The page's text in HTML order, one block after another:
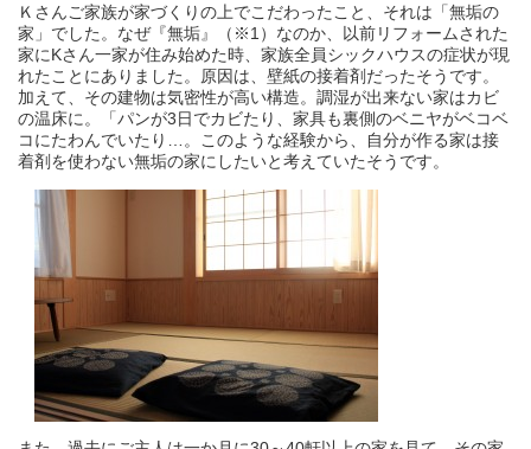
Ｋさんご家族が家づくりの上でこだわったこと、それは「無垢の
家」でした。なぜ『無垢』（※1）なのか、以前リフォームされた
家にKさん一家が住み始めた時、家族全員シックハウスの症状が現
れたことにありました。原因は、壁紙の接着剤だったそうです。
加えて、その建物は気密性が高い構造。調湿が出来ない家はカビ
の温床に。「パンが3日でカビたり、家具も裏側のベニヤがベコベ
コにたわんでいたり…。このような経験から、自分が作る家は接
着剤を使わない無垢の家にしたいと考えていたそうです。